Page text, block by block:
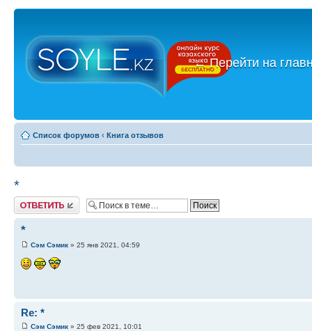
←Перейти на
Список форумов ‹ Книга отзывов
*
Ответить
*
Сэм Сэмик » 25 янв 2021, 04:59
Re: *
Сэм Сэмик » 25 фев 2021, 10:01